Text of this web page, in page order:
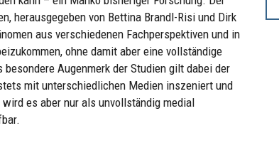
herausgegeben von Bettina Brandl-Risi und Dirk
aus verschiedenen Fachperspektiven und in
ohne damit aber eine vollständige
Augenmerk der Studien gilt dabei der
mit unterschiedlichen Medien inszeniert und
es aber nur als unvollständig medial